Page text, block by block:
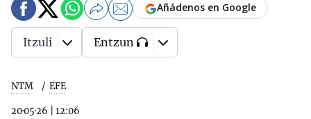
NTM EFE
20·05·26 12:06
Añádenos en Google
Itzuli Entzun